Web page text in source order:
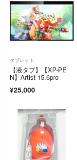
タブレット
【液タブ】【XP-PE
N】Artist 15.6pro
¥25,000